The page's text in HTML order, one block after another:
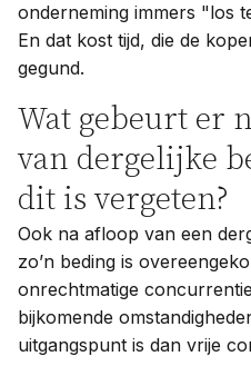
onderneming immers "los
En dat kost tijd, die de
gegund.
Wat gebeurt er
van dergelijke
dit is vergeten?
Ook na afloop van een
zo’n beding is
onrechtmatige
bijkomende
uitgangspunt is dan vrije